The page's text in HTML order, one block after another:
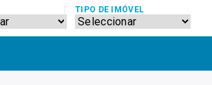
TIPO DE IMÓVEL